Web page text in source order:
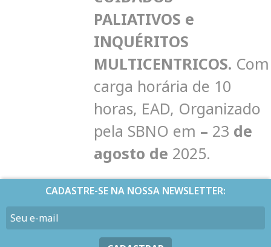
PALIATIVOS e
INQUÉRITOS
MULTICENTRICOS. Com
carga horária de 10
horas, EAD, Organizado
pela SBNO em – 23 de
agosto de 2025.
CADASTRE-SE NA NOSSA NEWSLETTER: